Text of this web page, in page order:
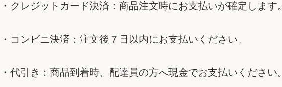
・クレジットカード決済：商品注文時にお支払いが確定します。
・コンビニ決済：注文後７日以内にお支払いください。
・代引き：商品到着時、配達員の方へ現金でお支払いください。